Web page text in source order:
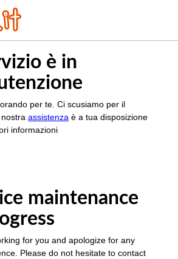
è in
per te. Ci scusiamo per il
assistenza è a tua disposizione
informazioni
maintenance
for you and apologize for any
Please do not hesitate to contact